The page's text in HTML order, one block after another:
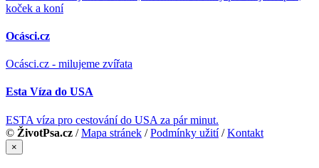
koček a koní
Ocásci.cz
Ocásci.cz - milujeme zvířata
Esta Víza do USA
ESTA víza pro cestování do USA za pár minut.
© ŽivotPsa.cz /Mapa stránek /Podmínky užití/Kontakt
×